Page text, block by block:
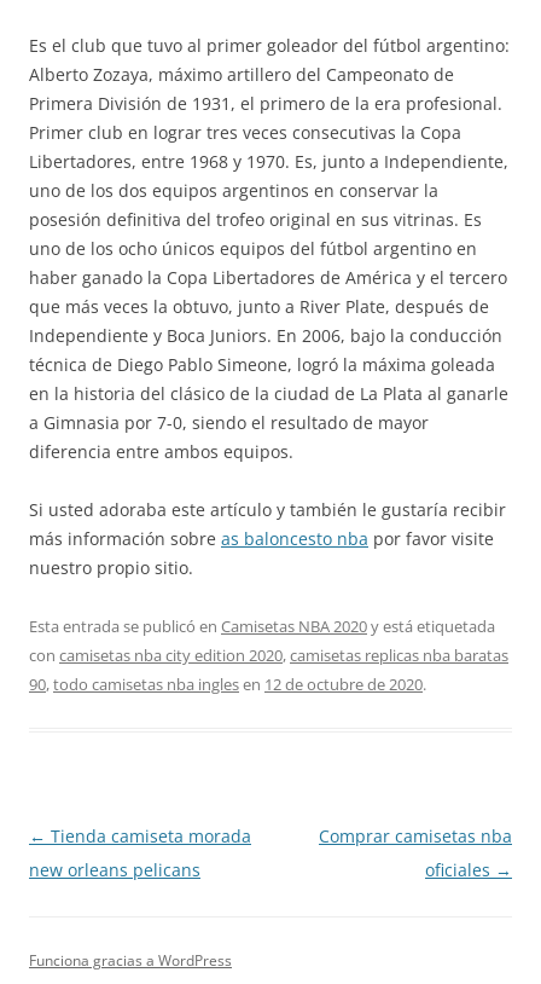
Es el club que tuvo al primer goleador del fútbol argentino:
Alberto Zozaya, máximo artillero del Campeonato de
Primera División de 1931, el primero de la era profesional.
Primer club en lograr tres veces consecutivas la Copa
Libertadores, entre 1968 y 1970. Es, junto a Independiente,
uno de los dos equipos argentinos en conservar la
posesión definitiva del trofeo original en sus vitrinas. Es
uno de los ocho únicos equipos del fútbol argentino en
haber ganado la Copa Libertadores de América y el tercero
que más veces la obtuvo, junto a River Plate, después de
Independiente y Boca Juniors. En 2006, bajo la conducción
técnica de Diego Pablo Simeone, logró la máxima goleada
en la historia del clásico de la ciudad de La Plata al ganarle
a Gimnasia por 7-0, siendo el resultado de mayor
diferencia entre ambos equipos.
Si usted adoraba este artículo y también le gustaría recibir
más información sobre as baloncesto nba por favor visite
nuestro propio sitio.
Esta entrada se publicó en Camisetas NBA 2020y está etiquetada
con camisetas nba city edition 2020,camisetas replicas nba baratas
90,todo camisetas nba inglesen 12 de octubre de 2020.
Navegación
de
← Tienda camiseta morada
new orleans pelicans
Comprar camisetas nba
oficiales →
Funciona gracias a WordPress